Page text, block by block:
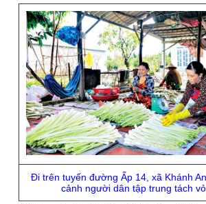
Ði trên tuyến đường Ấp 14, xã Khánh
cảnh người dân tập trung tách vỏ